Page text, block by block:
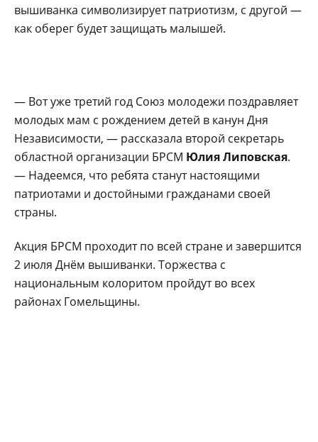
вышиванка символизирует патриотизм, с другой —
как оберег будет защищать малышей.
— Вот уже третий год Союз молодежи поздравляет
молодых мам с рождением детей в канун Дня
Независимости, — рассказала второй секретарь
областной организации БРСМ Юлия Липовская.
— Надеемся, что ребята станут настоящими
патриотами и достойными гражданами своей
страны.
Акция БРСМ проходит по всей стране и завершится
2 июля Днём вышиванки. Торжества с
национальным колоритом пройдут во всех
районах Гомельщины.